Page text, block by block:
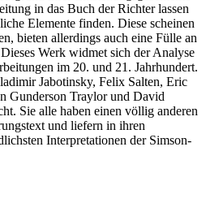
in das Buch der Richter lassen
Elemente finden. Diese scheinen
bieten allerdings auch eine Fülle an
Werk widmet sich der Analyse
im 20. und 21. Jahrhundert.
Jabotinsky, Felix Salten, Eric
Gunderson Traylor und David
Sie alle haben einen völlig anderen
und liefern in ihren
Interpretationen der Simson-